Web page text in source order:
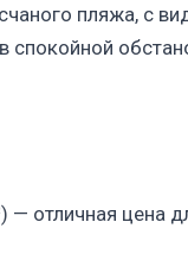
пляжа, с
отличная цена